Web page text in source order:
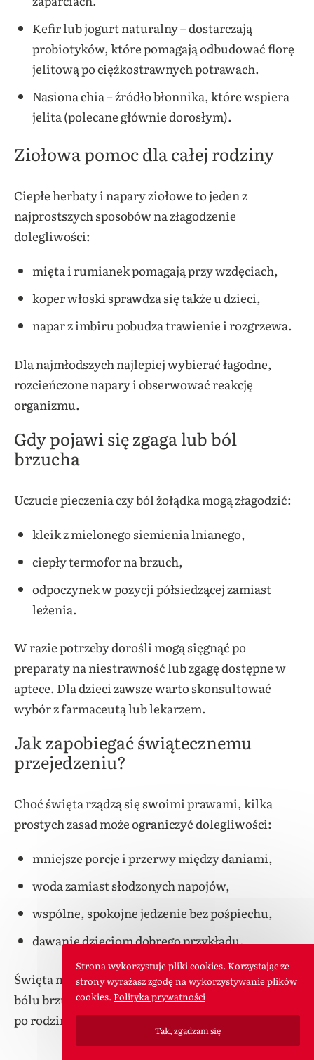
Kefir lub jogurt naturalny – dostarczają
probiotyków, które pomagają odbudować florę
jelitową po ciężkostrawnych potrawach.
Nasiona chia – źródło błonnika, które wspiera
jelita (polecane głównie dorosłym).
Ziołowa pomoc dla całej rodziny
Ciepłe herbaty i napary ziołowe to jeden z
najprostszych sposobów na złagodzenie
dolegliwości:
mięta i rumianek pomagają przy wzdęciach,
koper włoski sprawdza się także u dzieci,
napar z imbiru pobudza trawienie i rozgrzewa.
Dla najmłodszych najlepiej wybierać łagodne,
rozcieńczone napary i obserwować reakcję
organizmu.
Gdy pojawi się zgaga lub ból
brzucha
Uczucie pieczenia czy ból żołądka mogą złagodzić:
kleik z mielonego siemienia lnianego,
ciepły termofor na brzuch,
odpoczynek w pozycji półsiedzącej zamiast
leżenia.
W razie potrzeby dorośli mogą sięgnąć po
preparaty na niestrawność lub zgagę dostępne w
aptece. Dla dzieci zawsze warto skonsultować
wybór z farmaceutą lub lekarzem.
Jak zapobiegać świątecznemu
przejedzeniu?
Choć święta rządzą się swoimi prawami, kilka
prostych zasad może ograniczyć dolegliwości:
mniejsze porcje i przerwy między daniami,
woda zamiast słodzonych napojów,
wspólne, spokojne jedzenie bez pośpiechu,
dawanie dzieciom dobrego przykładu.
Święta mają być czasem bliskości i radości, a nie
bólu brzucha. Wystarczy kilka drobnych zmian, by
po rodzinnej uczcie każdy czuł się lepiej.
Strona wykorzystuje pliki cookies. Korzystając ze
strony wyrażasz zgodę na wykorzystywanie plików
cookies. Polityka prywatności
Tak, zgadzam się